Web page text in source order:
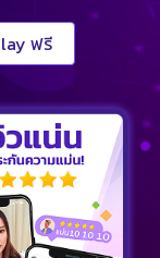
ฟรี